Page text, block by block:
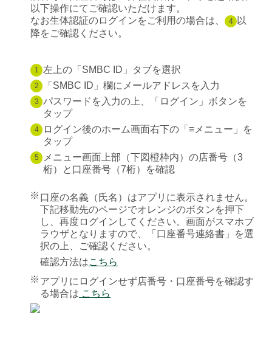
以下操作にてご確認いただけます。
なお生体認証のログインをご利用の場合は、
4
以
降をご確認ください。
1 左上の「SMBC ID」タブを選択
2 「SMBC ID」欄にメールアドレスを入力
3 パスワードを入力の上、「ログイン」ボタンを
タップ
4
ログイン後のホーム画面右下の「≡メニュー」を
タップ
5
メニュー画面上部（下図橙枠内）の店番号（3
桁）と口座番号（7桁）を確認
※ 口座の名義（氏名）はアプリに表示されません。
下記移動先のページでオレンジのボタンを押下
し、再度ログインしてください。画面がスマホブ
ラウザとなりますので、「口座番号連絡書」を選
択の上、ご確認ください。
確認方法はこちら
※ アプリにログインせず店番号・口座番号を確認す
る場合は こちら